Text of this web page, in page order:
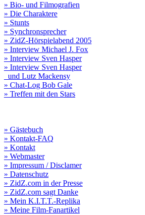
» Bio- und Filmografien
» Die Charaktere
» Stunts
» Synchronsprecher
» ZidZ-Hörspielabend 2005
» Interview Michael J. Fox
» Interview Sven Hasper
» Interview Sven Hasper
und Lutz Mackensy
» Chat-Log Bob Gale
» Treffen mit den Stars
» Gästebuch
» Kontakt-FAQ
» Kontakt
» Webmaster
» Impressum / Disclamer
» Datenschutz
» ZidZ.com in der Presse
» ZidZ.com sagt Danke
» Mein K.I.T.T.-Replika
» Meine Film-Fanartikel